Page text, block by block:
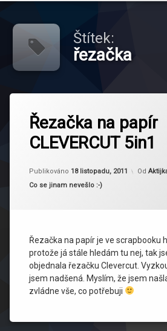
Štítek:
řezačka
Řezačka na papír
CLEVERCUT 5in1
Publikováno 18 listopadu, 2011 Od
Kategorie:
Co se jinam nevešlo :-)
Řezačka na papír je ve scrapbooku
protože já stále hledám tu nej, tak
objednala řezačku Clevercut.
jsem nadšená. Myslím, že jsem
zvládne vše, co potřebuji
řezačka
řezačky